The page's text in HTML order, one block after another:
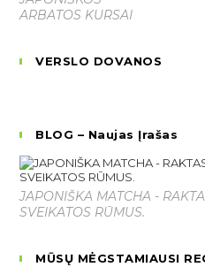
ARBATOS KURSAI
VERSLO DOVANOS
BLOG – Naujas Įrašas
JAPONIŠKA MATCHA -
SVEIKATOS RŪMUS.
MŪSŲ MĖGSTAMIAUSI